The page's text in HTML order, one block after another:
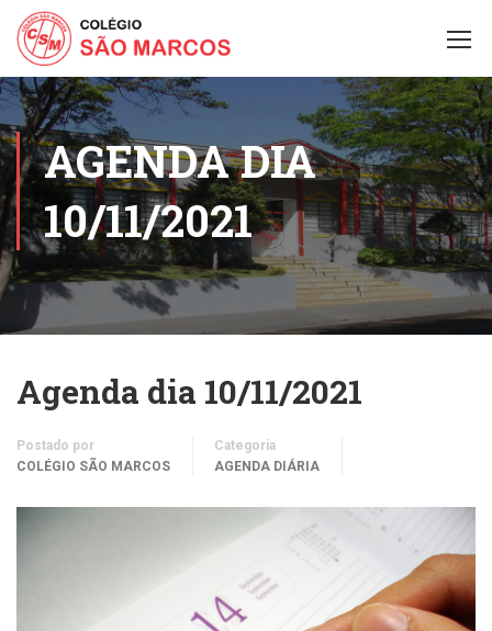
AGENDA DIA
10/11/2021
Agenda dia 10/11/2021
Postado por
COLÉGIO SÃO MARCOS
Categoria
AGENDA DIÁRIA